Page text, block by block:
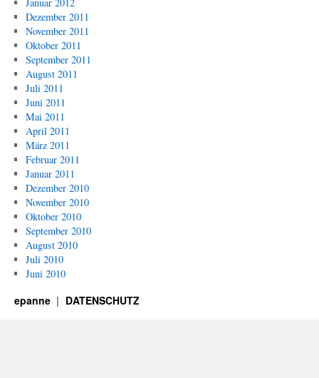
Dezember 2011
November 2011
Oktober 2011
September 2011
August 2011
Juli 2011
Juni 2011
Mai 2011
April 2011
März 2011
Februar 2011
Januar 2011
Dezember 2010
November 2010
Oktober 2010
September 2010
August 2010
Juli 2010
Juni 2010
epanne DATENSCHUTZ